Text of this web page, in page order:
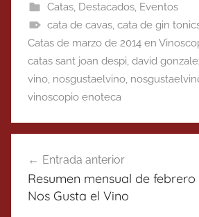
Catas, Destacados, Eventos
cata de cavas, cata de gin
Catas de marzo de 2014 en
catas sant joan despi, david
vino, nosgustaelvino,
vinoscopio enoteca
de
entradas
Entrada anterior
Resumen mensual de febrero
Nos Gusta el Vino